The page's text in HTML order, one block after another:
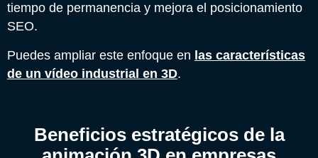
tiempo de permanencia y mejora el posicionamiento
SEO.
Puedes ampliar este enfoque en las características
de un vídeo industrial en 3D.
Beneficios estratégicos de la